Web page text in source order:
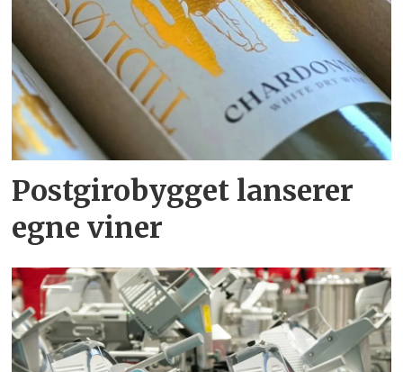
Postgirobygget lanserer
egne viner